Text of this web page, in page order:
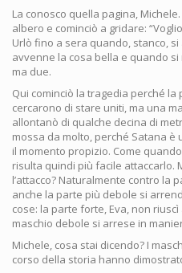
La conosco quella pagina,
albero e cominciò a gridare:
Urlò fino a sera quando, stanco,
avvenne la cosa bella e quando
ma due.
Qui cominciò la tragedia perché
cercarono di stare uniti, ma una
allontanò di qualche decina di
mossa da molto, perché Satana
il momento propizio. Come
risulta quindi più facile attaccarlo.
l’attacco? Naturalmente contro la
anche la parte più debole si
cose: la parte forte, Eva, non
maschio debole si arrese in
Michele, cosa stai dicendo? I
corso della storia hanno